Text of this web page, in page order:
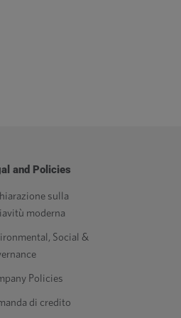
and Policies
sulla
moderna
Social &
Policies
di credito